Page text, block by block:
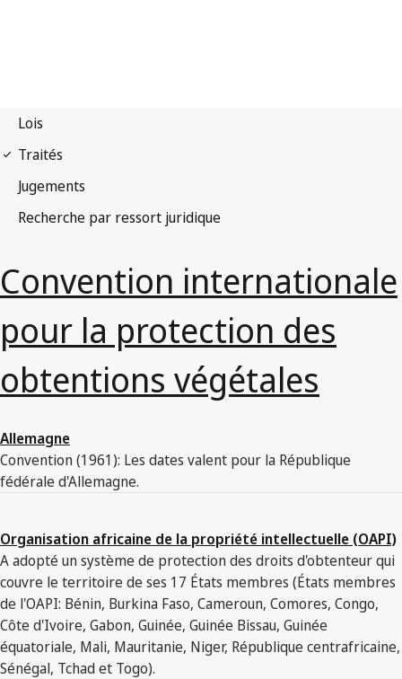
Convention internationale
pour la protection des
obtentions végétales
Allemagne
Convention (1961): Les dates valent pour la République
fédérale d'Allemagne.
Organisation africaine de la propriété intellectuelle (OAPI)
A adopté un système de protection des droits d'obtenteur qui
couvre le territoire de ses 17 États membres (États membres
de l'OAPI: Bénin, Burkina Faso, Cameroun, Comores, Congo,
Côte d'Ivoire, Gabon, Guinée, Guinée Bissau, Guinée
équatoriale, Mali, Mauritanie, Niger, République centrafricaine,
Sénégal, Tchad et Togo).